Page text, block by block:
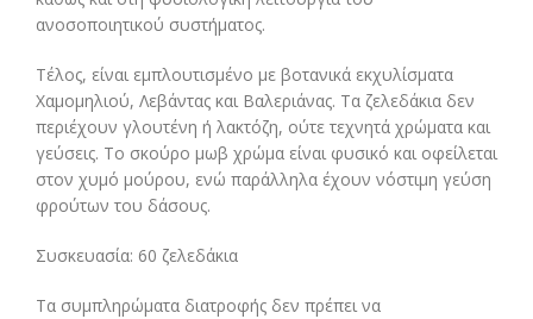
ανοσοποιητικού συστήματος.
Τέλος, είναι εμπλουτισμένο με βοτανικά εκχυλίσματα
Χαμομηλιού, Λεβάντας και Βαλεριάνας. Τα ζελεδάκια δεν
περιέχουν γλουτένη ή λακτόζη, ούτε τεχνητά χρώματα και
γεύσεις. Το σκούρο μωβ χρώμα είναι φυσικό και οφείλεται
στον χυμό μούρου, ενώ παράλληλα έχουν νόστιμη γεύση
φρούτων του δάσους.
Συσκευασία: 60 ζελεδάκια
Τα συμπληρώματα διατροφής δεν πρέπει να